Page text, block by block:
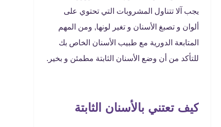
يجب آلا تتناول المشروبات التي تحتوي على
ألوان و تصبغ الأسنان و تغير لونها, ومن المهم
المتابعة الدورية مع طبيب الأسنان الخاص بك
للتأكد من أن وضع الأسنان الثابتة مطمئن و بخير.
كيف تعتني بالأسنان الثابتة